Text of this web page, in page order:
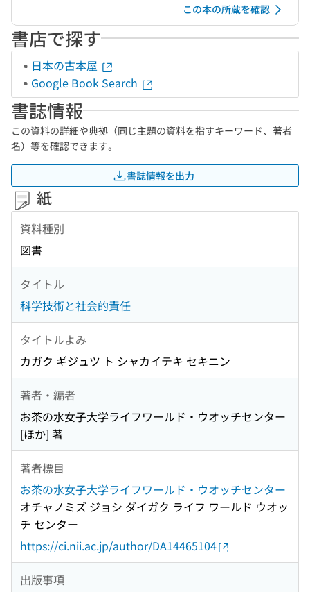
この本の所蔵を確認
書店で探す
日本の古本屋
Google Book Search
書誌情報
この資料の詳細や典拠（同じ主題の資料を指すキーワード、著者
名）等を確認できます。
書誌情報を出力
紙
資料種別
図書
タイトル
科学技術と社会的責任
タイトルよみ
カガク ギジュツ ト シャカイテキ セキニン
著者・編者
お茶の水女子大学ライフワールド・ウオッチセンター
[ほか] 著
著者標目
お茶の水女子大学ライフワールド・ウオッチセンター
オチャノミズ ジョシ ダイガク ライフ ワールド ウオッ
チ センター
https://ci.nii.ac.jp/author/DA14465104
出版事項